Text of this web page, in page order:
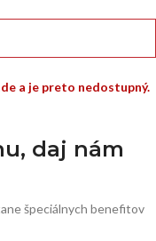
a je preto nedostupný.
daj nám
špeciálnych benefitov